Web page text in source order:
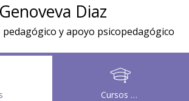
Genoveva Diaz
y apoyo psicopedagógico
Cursos y clases